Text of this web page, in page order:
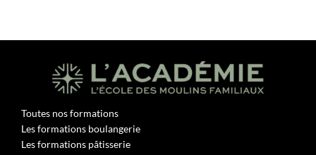
Toutes nos formations
Les formations boulangerie
Les formations pâtisserie